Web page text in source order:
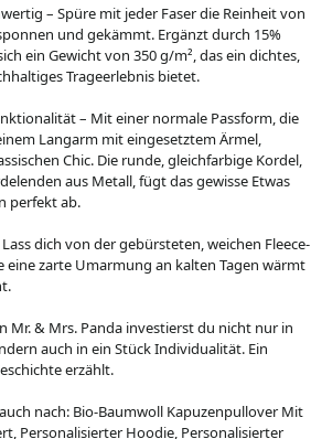
– Spüre mit jeder Faser die Reinheit von
und gekämmt. Ergänzt durch 15%
ein Gewicht von 350 g/m², das ein dichtes,
Trageerlebnis bietet.
– Mit einer normale Passform, die
Langarm mit eingesetztem Ärmel,
Chic. Die runde, gleichfarbige Kordel,
aus Metall, fügt das gewisse Etwas
perfekt ab.
dich von der gebürsteten, weichen Fleece-
eine zarte Umarmung an kalten Tagen wärmt
Mr. & Mrs. Panda investierst du nicht nur in
auch in ein Stück Individualität. Ein
erzählt.
nach: Bio-Baumwoll Kapuzenpullover Mit
Personalisierter Hoodie, Personalisierter